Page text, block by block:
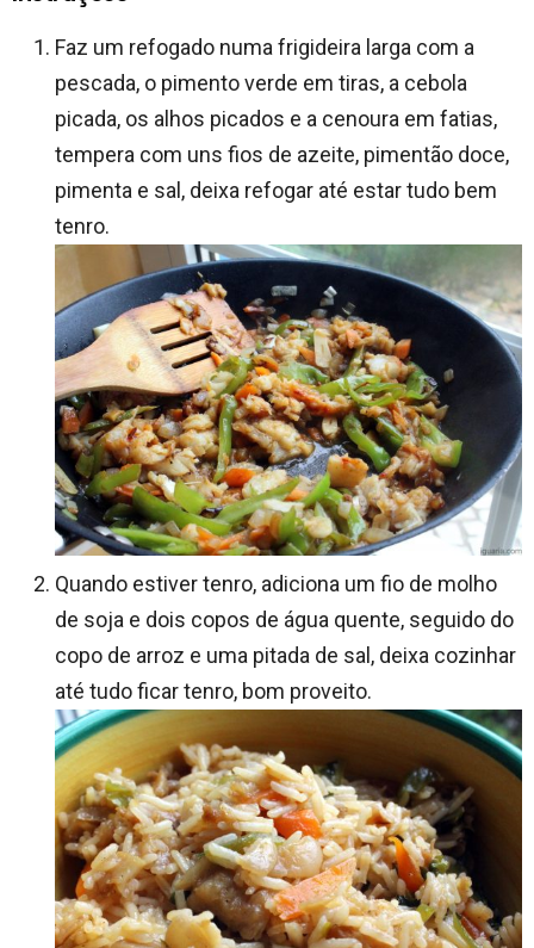
Faz um refogado numa frigideira larga com a
pescada, o pimento verde em tiras, a cebola
picada, os alhos picados e a cenoura em fatias,
tempera com uns fios de azeite, pimentão doce,
pimenta e sal, deixa refogar até estar tudo bem
tenro.
Quando estiver tenro, adiciona um fio de molho
de soja e dois copos de água quente, seguido do
copo de arroz e uma pitada de sal, deixa cozinhar
até tudo ficar tenro, bom proveito.